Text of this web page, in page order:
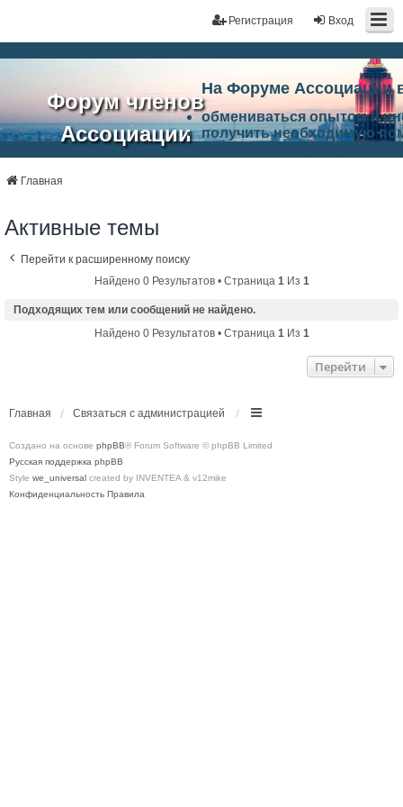
Вход
Регистрация
Форум членов
Ассоциации
портал"
На Форуме Ассоциации
обмениваться опытом и
получить необходимую
Главная
Активные темы
Перейти к расширенному поиску
Найдено 0 Результатов • Страница 1 Из 1
Подходящих тем или сообщений не найдено.
Найдено 0 Результатов • Страница 1 Из 1
Перейти
Главная Связаться с администрацией
Создано на основе phpBB® Forum Software © phpBB Limited
Русская поддержка phpBB
Style we_universal created by INVENTEA & v12mike
Конфиденциальность Правила